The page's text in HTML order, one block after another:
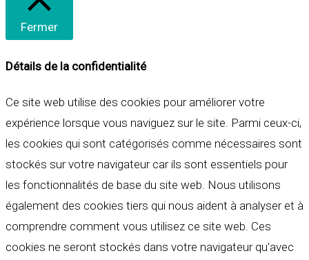
Fermer
Détails de la confidentialité
Ce site web utilise des cookies pour améliorer votre
expérience lorsque vous naviguez sur le site. Parmi ceux-ci,
les cookies qui sont catégorisés comme nécessaires sont
stockés sur votre navigateur car ils sont essentiels pour
les fonctionnalités de base du site web. Nous utilisons
également des cookies tiers qui nous aident à analyser et à
comprendre comment vous utilisez ce site web. Ces
cookies ne seront stockés dans votre navigateur qu'avec